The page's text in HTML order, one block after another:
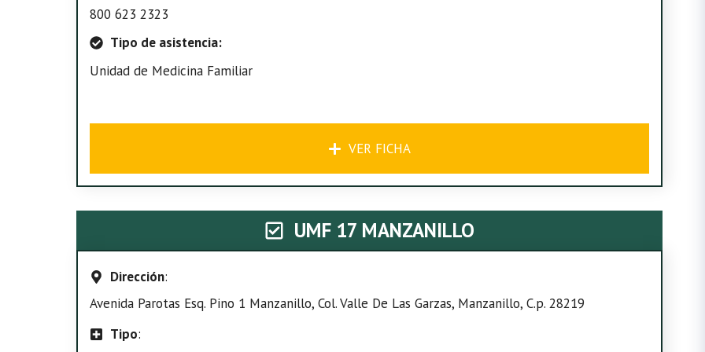
800 623 2323
Tipo de asistencia:
Unidad de Medicina Familiar
VER FICHA
UMF 17 MANZANILLO
Dirección:
Avenida Parotas Esq. Pino 1 Manzanillo, Col. Valle De Las Garzas, Manzanillo, C.p. 28219
Tipo: